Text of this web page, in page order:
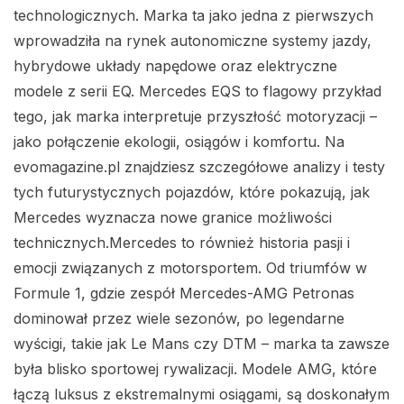
technologicznych. Marka ta jako jedna z pierwszych
wprowadziła na rynek autonomiczne systemy jazdy,
hybrydowe układy napędowe oraz elektryczne
modele z serii EQ. Mercedes EQS to flagowy przykład
tego, jak marka interpretuje przyszłość motoryzacji –
jako połączenie ekologii, osiągów i komfortu. Na
evomagazine.pl znajdziesz szczegółowe analizy i testy
tych futurystycznych pojazdów, które pokazują, jak
Mercedes wyznacza nowe granice możliwości
technicznych.Mercedes to również historia pasji i
emocji związanych z motorsportem. Od triumfów w
Formule 1, gdzie zespół Mercedes-AMG Petronas
dominował przez wiele sezonów, po legendarne
wyścigi, takie jak Le Mans czy DTM – marka ta zawsze
była blisko sportowej rywalizacji. Modele AMG, które
łączą luksus z ekstremalnymi osiągami, są doskonałym